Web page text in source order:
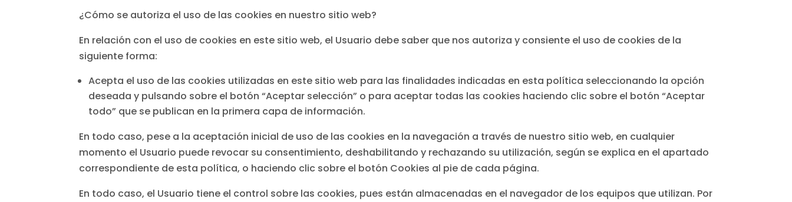
¿Cómo se autoriza el uso de las cookies en nuestro sitio web?
En relación con el uso de cookies en este sitio web, el Usuario debe saber que nos autoriza y consiente el uso de cookies de la
siguiente forma:
Acepta el uso de las cookies utilizadas en este sitio web para las finalidades indicadas en esta política seleccionando la opción
deseada y pulsando sobre el botón “Aceptar selección” o para aceptar todas las cookies haciendo clic sobre el botón “Aceptar
todo” que se publican en la primera capa de información.
En todo caso, pese a la aceptación inicial de uso de las cookies en la navegación a través de nuestro sitio web, en cualquier
momento el Usuario puede revocar su consentimiento, deshabilitando y rechazando su utilización, según se explica en el apartado
correspondiente de esta política, o haciendo clic sobre el botón Cookies al pie de cada página.
En todo caso, el Usuario tiene el control sobre las cookies, pues están almacenadas en el navegador de los equipos que utilizan. Por